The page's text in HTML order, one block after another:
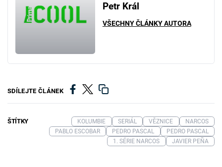
Petr Král
VŠECHNY ČLÁNKY AUTORA
SDÍLEJTE ČLÁNEK
ŠTÍTKY KOLUMBIE SERIÁL VĚZNICE
NARCOS
PABLO ESCOBAR
PEDRO PASCAL
PEDRO PASCAL
1. SÉRIE NARCOS
JAVIER PEÑA